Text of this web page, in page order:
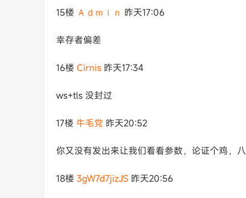
15楼 Ａｄｍｉｎ 昨天17:06
幸存者偏差
16楼 Cirnis 昨天17:34
ws+tls 没封过
17楼 牛毛党 昨天20:52
你又没有发出来让我们看看参数，论证个鸡，八
18楼 3gW7d7jizJS 昨天20:56